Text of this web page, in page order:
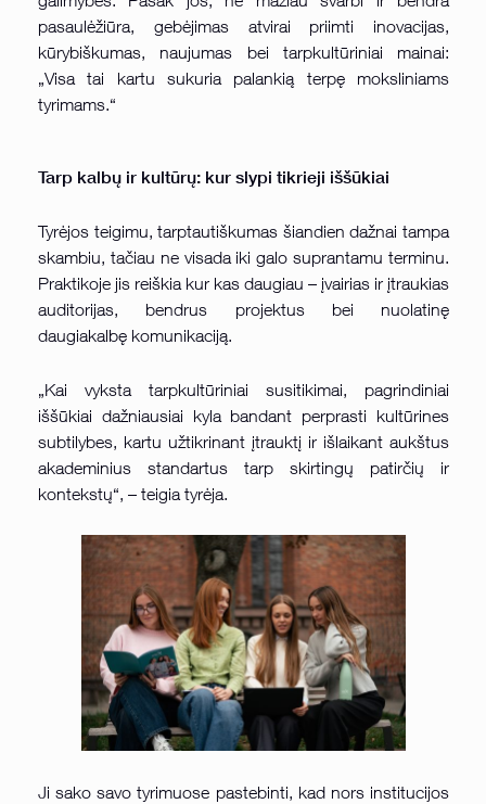
pasaulėžiūra, gebėjimas atvirai priimti inovacijas,
kūrybiškumas, naujumas bei tarpkultūriniai mainai:
„Visa tai kartu sukuria palankią terpę moksliniams
tyrimams.“
Tarp kalbų ir kultūrų: kur slypi tikrieji iššūkiai
Tyrėjos teigimu, tarptautiškumas šiandien dažnai tampa
skambiu, tačiau ne visada iki galo suprantamu terminu.
Praktikoje jis reiškia kur kas daugiau – įvairias ir įtraukias
auditorijas, bendrus projektus bei nuolatinę
daugiakalbę komunikaciją.
„Kai vyksta tarpkultūriniai susitikimai, pagrindiniai
iššūkiai dažniausiai kyla bandant perprasti kultūrines
subtilybes, kartu užtikrinant įtrauktį ir išlaikant aukštus
akademinius standartus tarp skirtingų patirčių ir
kontekstų“, – teigia tyrėja.
Ji sako savo tyrimuose pastebinti, kad nors institucijos